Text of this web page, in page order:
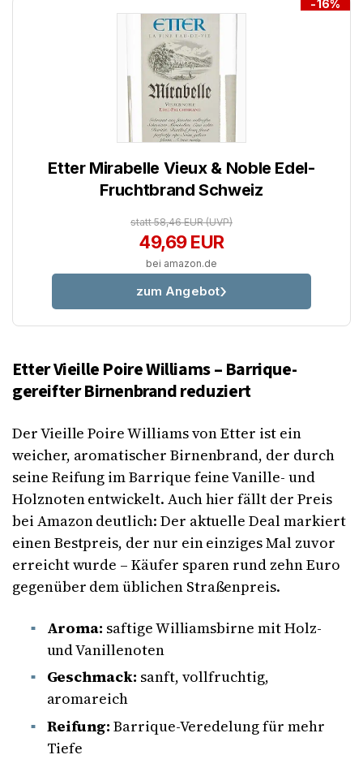
-16%
Etter Mirabelle Vieux & Noble Edel-
Fruchtbrand Schweiz
statt 58,46 EUR(UVP)
49,69 EUR
bei amazon.de
zum Angebot
Etter Vieille Poire Williams – Barrique-
gereifter Birnenbrand reduziert
Der Vieille Poire Williams von Etter ist ein
weicher, aromatischer Birnenbrand, der durch
seine Reifung im Barrique feine Vanille- und
Holznoten entwickelt. Auch hier fällt der Preis
bei Amazon deutlich: Der aktuelle Deal markiert
einen Bestpreis, der nur ein einziges Mal zuvor
erreicht wurde – Käufer sparen rund zehn Euro
gegenüber dem üblichen Straßenpreis.
Aroma: saftige Williamsbirne mit Holz-
und Vanillenoten
Geschmack: sanft, vollfruchtig,
aromareich
Reifung: Barrique-Veredelung für mehr
Tiefe